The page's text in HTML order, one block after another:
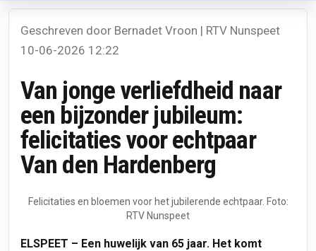
Geschreven door Bernadet Vroon | RTV Nunspeet
10-06-2026 12:22
Van jonge verliefdheid naar
een bijzonder jubileum:
felicitaties voor echtpaar
Van den Hardenberg
Felicitaties en bloemen voor het jubilerende echtpaar. Foto:
RTV Nunspeet
ELSPEET – Een huwelijk van 65 jaar. Het komt